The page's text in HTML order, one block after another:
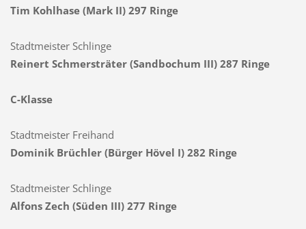
Tim Kohlhase (Mark II) 297 Ringe
Stadtmeister Schlinge
Reinert Schmersträter (Sandbochum III) 287 Ringe
C-Klasse
Stadtmeister Freihand
Dominik Brüchler (Bürger Hövel I) 282 Ringe
Stadtmeister Schlinge
Alfons Zech (Süden III) 277 Ringe